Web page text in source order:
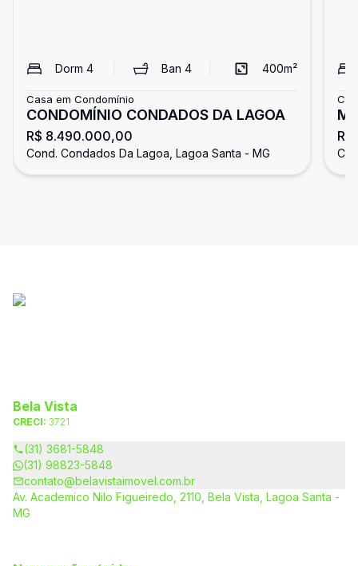
Dorm 4 Ban 4 400m²
Casa em Condomínio
CONDOMÍNIO CONDADOS DA LAGOA
R$ 8.490.000,00
Cond. Condados Da Lagoa, Lagoa Santa - MG
Bela Vista
CRECI: 3721
(31) 3681-5848
(31) 98823-5848
contato@belavistaimovel.com.br
Av. Academico Nilo Figueiredo, 2110, Bela Vista, Lagoa Santa -
MG